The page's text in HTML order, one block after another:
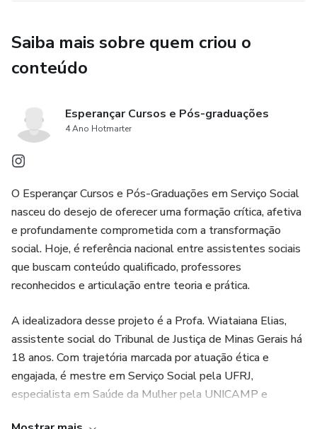
Saiba mais sobre quem criou o
conteúdo
Esperançar Cursos e Pós-graduações
4 Ano Hotmarter
O Esperançar Cursos e Pós-Graduações em Serviço Social
nasceu do desejo de oferecer uma formação crítica, afetiva
e profundamente comprometida com a transformação
social. Hoje, é referência nacional entre assistentes sociais
que buscam conteúdo qualificado, professores
reconhecidos e articulação entre teoria e prática.
A idealizadora desse projeto é a Profa. Wiataiana Elias,
assistente social do Tribunal de Justiça de Minas Gerais há
18 anos. Com trajetória marcada por atuação ética e
engajada, é mestre em Serviço Social pela UFRJ,
especialista em Saúde da Mulher pela UNICAMP e